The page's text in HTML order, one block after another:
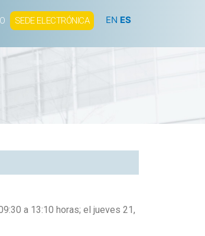
SEDE ELECTRÓNICA EN ES
a 13:10 horas; el jueves 21,